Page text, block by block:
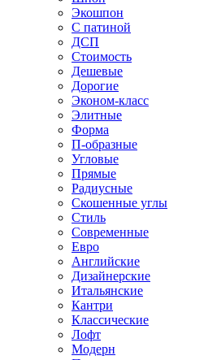
Экошпон
С патиной
ДСП
Стоимость
Дешевые
Дорогие
Эконом-класс
Элитные
Форма
П-образные
Угловые
Прямые
Радиусные
Скошенные углы
Стиль
Современные
Евро
Английские
Дизайнерские
Итальянские
Кантри
Классические
Лофт
Модерн